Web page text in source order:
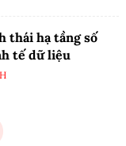
thái hạ tầng số
tế dữ liệu